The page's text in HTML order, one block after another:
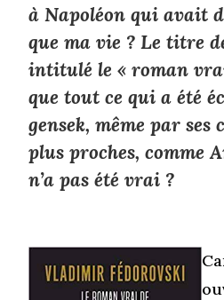
à Napoléon qui avait
que ma vie ? Le titre
intitulé le « roman
que tout ce qui a été
gensek, même par
plus proches, comme
n’a pas été vrai ?